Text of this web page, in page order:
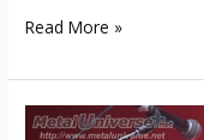
Read More »
19:02:19